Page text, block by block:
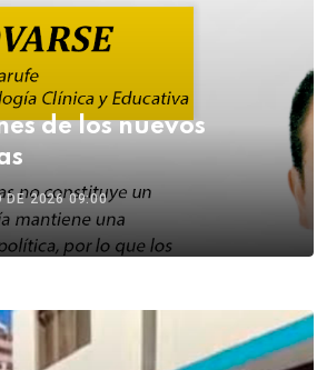
de los nuevos
DE 2026 09:00